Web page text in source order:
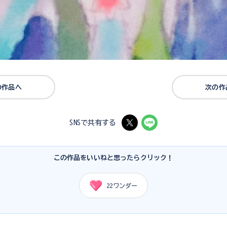
作品へ 次の作
SNSで共有する
この作品をいいねと思ったらクリック！
22 ワンダー